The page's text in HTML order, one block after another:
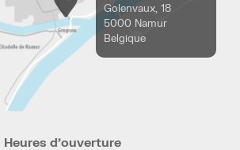
Golenvaux, 18
5000 Namur
Belgique
Heures d’ouverture